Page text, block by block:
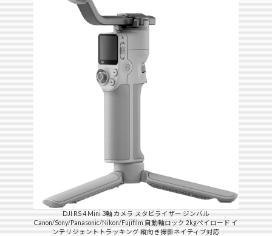
DJI RS 4 Mini 3軸 カメラ スタビライザー ジンバル
Canon/Sony/Panasonic/Nikon/Fujifilm 自動軸ロック 2kgペイロード イ
ンテリジェントトラッキング 縦向き撮影ネイティブ対応